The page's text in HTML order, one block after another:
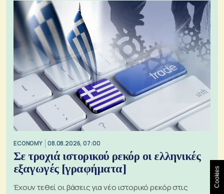
ECONOMY 08.08.2026, 07:00
Σε τροχιά ιστορικού ρεκόρ οι ελληνικές
εξαγωγές [γραφήματα]
Έχουν τεθεί οι βάσεις για νέο ιστορικό ρεκόρ στις
Cookies